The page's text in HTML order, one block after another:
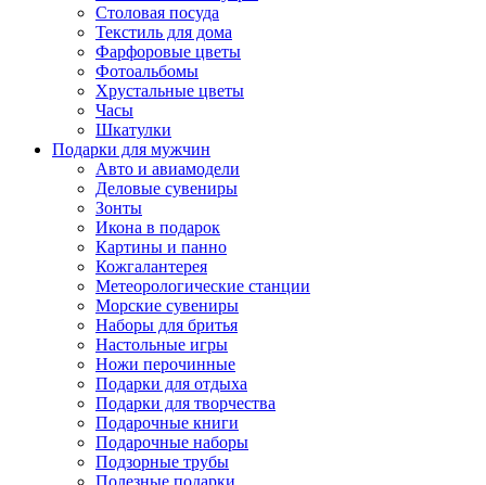
Столовая посуда
Текстиль для дома
Фарфоровые цветы
Фотоальбомы
Хрустальные цветы
Часы
Шкатулки
Подарки для мужчин
Авто и авиамодели
Деловые сувениры
Зонты
Икона в подарок
Картины и панно
Кожгалантерея
Метеорологические станции
Морские сувениры
Наборы для бритья
Настольные игры
Ножи перочинные
Подарки для отдыха
Подарки для творчества
Подарочные книги
Подарочные наборы
Подзорные трубы
Полезные подарки